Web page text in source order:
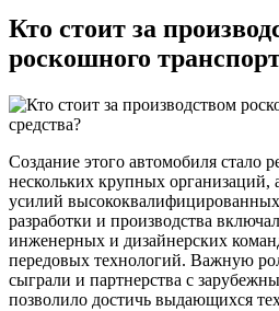
Кто стоит за
роскошного
Создание этого автомобиля стало
нескольких крупных организаций,
усилий
разработки и производства
инженерных и дизайнерских
передовых технологий. Важную
сыграли и партнерства с
позволило достичь выдающихся